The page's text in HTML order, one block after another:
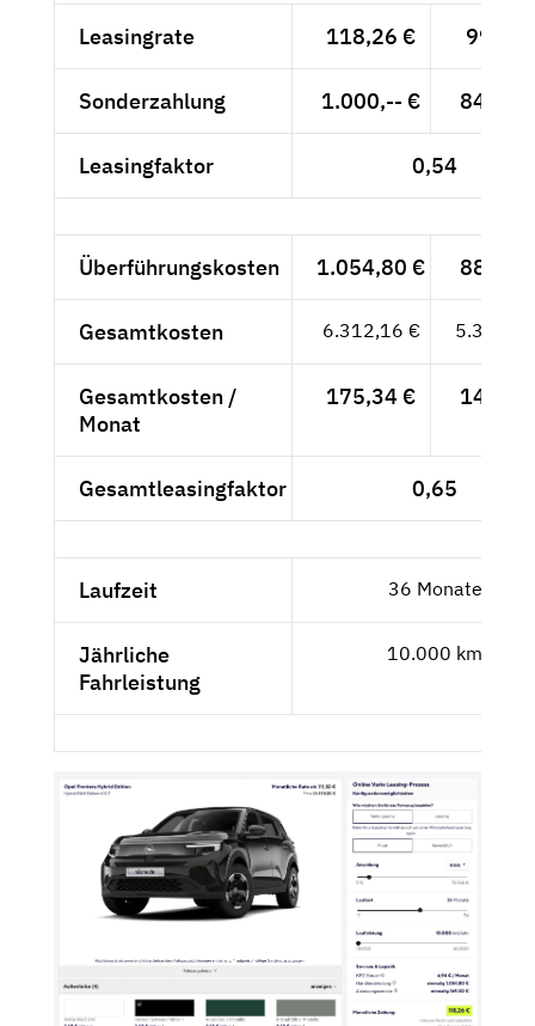
Leasingrate 118,26 € 99,38
Sonderzahlung 1.000,-- € 840,34
Leasingfaktor 0,54
Überführungskosten 1.054,80 € 886,39
Gesamtkosten 6.312,16 €
Gesamtkosten /
Monat
175,34 € 147,34
Gesamtleasingfaktor 0,65
Laufzeit 36 Monate
Jährliche
Fahrleistung
10.000 km